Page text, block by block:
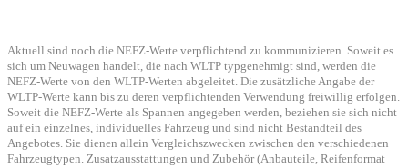
Aktuell sind noch die NEFZ-Werte verpflichtend zu kommunizieren. Soweit es
sich um Neuwagen handelt, die nach WLTP typgenehmigt sind, werden die
NEFZ-Werte von den WLTP-Werten abgeleitet. Die zusätzliche Angabe der
WLTP-Werte kann bis zu deren verpflichtenden Verwendung freiwillig erfolgen.
Soweit die NEFZ-Werte als Spannen angegeben werden, beziehen sie sich nicht
auf ein einzelnes, individuelles Fahrzeug und sind nicht Bestandteil des
Angebotes. Sie dienen allein Vergleichszwecken zwischen den verschiedenen
Fahrzeugtypen. Zusatzausstattungen und Zubehör (Anbauteile, Reifenformat